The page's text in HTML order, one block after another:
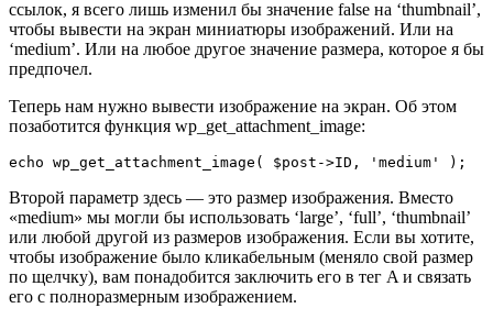
ссылок, я всего лишь изменил бы значение false на ‘thumbnail’,
чтобы вывести на экран миниатюры изображений. Или на
‘medium’. Или на любое другое значение размера, которое я бы
предпочел.
Теперь нам нужно вывести изображение на экран. Об этом
позаботится функция wp_get_attachment_image:
echo wp_get_attachment_image( $post->ID, 'medium' );
Второй параметр здесь — это размер изображения. Вместо
«medium» мы могли бы использовать ‘large’, ‘full’, ‘thumbnail’
или любой другой из размеров изображения. Если вы хотите,
чтобы изображение было кликабельным (меняло свой размер
по щелчку), вам понадобится заключить его в тег A и связать
его с полноразмерным изображением.